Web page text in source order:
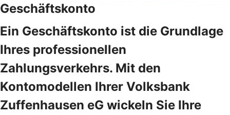
Geschäftskonto
Ein Geschäftskonto ist die Grundlage
Ihres professionellen
Zahlungsverkehrs. Mit den
Kontomodellen Ihrer Volksbank
Zuffenhausen eG wickeln Sie Ihre